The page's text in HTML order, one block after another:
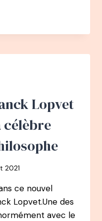
Lopvet
célèbre
2021
ce nouvel
Lopvet.Une des
avec le